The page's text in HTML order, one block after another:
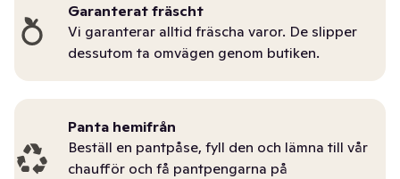
Garanterat fräscht
Vi garanterar alltid fräscha varor. De slipper
dessutom ta omvägen genom butiken.
Panta hemifrån
Beställ en pantpåse, fyll den och lämna till vår
chaufför och få pantpengarna på